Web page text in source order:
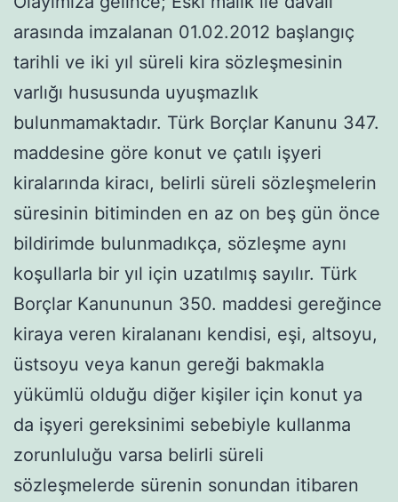
arasında imzalanan 01.02.2012 başlangıç
tarihli ve iki yıl süreli kira sözleşmesinin
varlığı hususunda uyuşmazlık
bulunmamaktadır. Türk Borçlar Kanunu 347.
maddesine göre konut ve çatılı işyeri
kiralarında kiracı, belirli süreli sözleşmelerin
süresinin bitiminden en az on beş gün önce
bildirimde bulunmadıkça, sözleşme aynı
koşullarla bir yıl için uzatılmış sayılır. Türk
Borçlar Kanununun 350. maddesi gereğince
kiraya veren kiralananı kendisi, eşi, altsoyu,
üstsoyu veya kanun gereği bakmakla
yükümlü olduğu diğer kişiler için konut ya
da işyeri gereksinimi sebebiyle kullanma
zorunluluğu varsa belirli süreli
sözleşmelerde sürenin sonundan itibaren